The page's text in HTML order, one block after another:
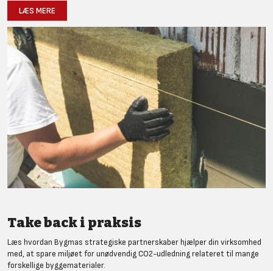
LÆS MERE
Take back i praksis
Læs hvordan Bygmas strategiske partnerskaber hjælper din virksomhed
med, at spare miljøet for unødvendig CO2-udledning relateret til mange
forskellige byggematerialer.